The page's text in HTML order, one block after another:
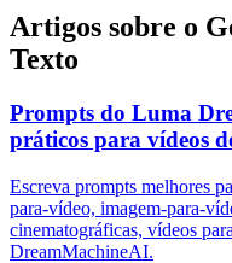
Artigos sobre o
Texto
Prompts do Luma
práticos para vídeos
Escreva prompts melhores
para-vídeo, imagem-para-
cinematográficas, vídeos
DreamMachineAI.